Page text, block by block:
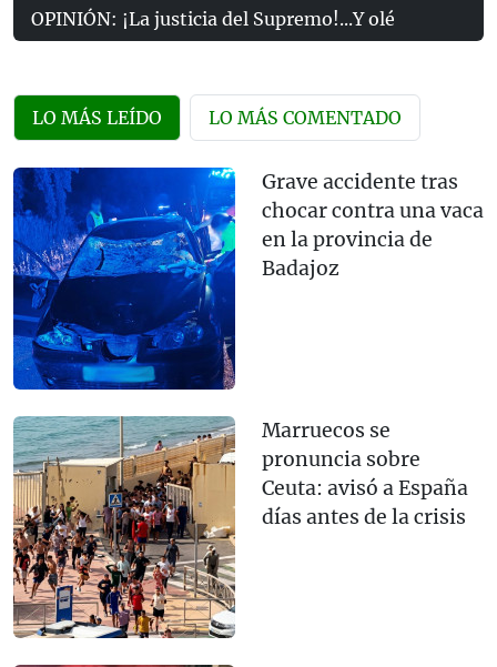
OPINIÓN: ¡La justicia del Supremo!...Y olé
LO MÁS LEÍDO LO MÁS COMENTADO
Grave accidente tras
chocar contra una vaca
en la provincia de
Badajoz
Marruecos se
pronuncia sobre
Ceuta: avisó a España
días antes de la crisis